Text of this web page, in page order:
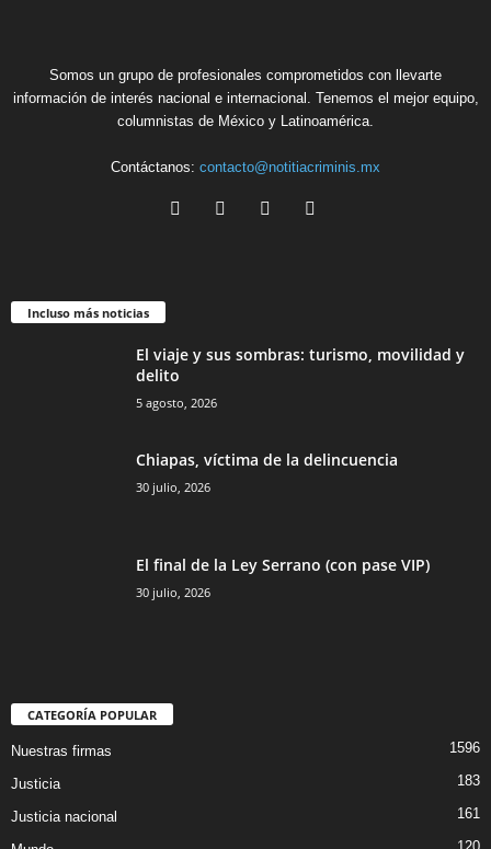
Somos un grupo de profesionales comprometidos con llevarte
información de interés nacional e internacional. Tenemos el mejor equipo,
columnistas de México y Latinoamérica.
Contáctanos: contacto@notitiacriminis.mx
Incluso más noticias
El viaje y sus sombras: turismo, movilidad y
delito
5 agosto, 2026
Chiapas, víctima de la delincuencia
30 julio, 2026
El final de la Ley Serrano (con pase VIP)
30 julio, 2026
CATEGORÍA POPULAR
Nuestras firmas 1596
Justicia 183
Justicia nacional 161